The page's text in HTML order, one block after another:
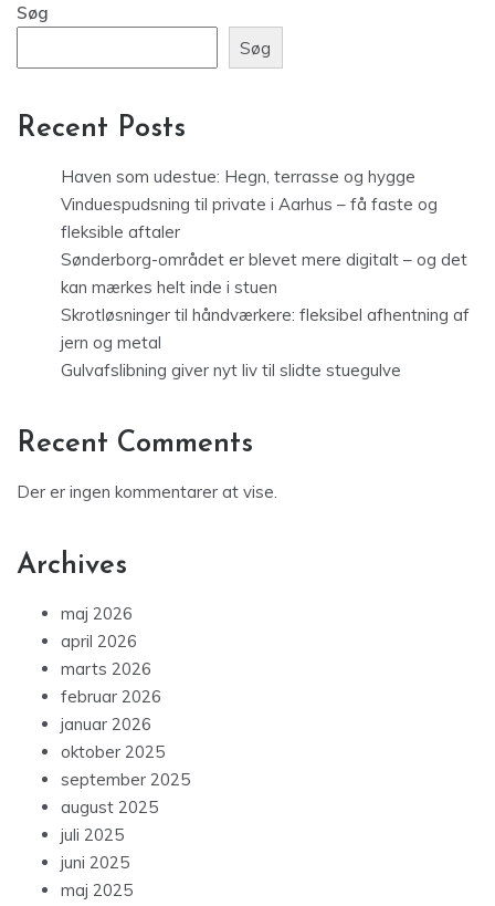
Søg
Søg
Recent Posts
Haven som udestue: Hegn, terrasse og hygge
Vinduespudsning til private i Aarhus – få faste og
fleksible aftaler
Sønderborg-området er blevet mere digitalt – og det
kan mærkes helt inde i stuen
Skrotløsninger til håndværkere: fleksibel afhentning af
jern og metal
Gulvafslibning giver nyt liv til slidte stuegulve
Recent Comments
Der er ingen kommentarer at vise.
Archives
maj 2026
april 2026
marts 2026
februar 2026
januar 2026
oktober 2025
september 2025
august 2025
juli 2025
juni 2025
maj 2025